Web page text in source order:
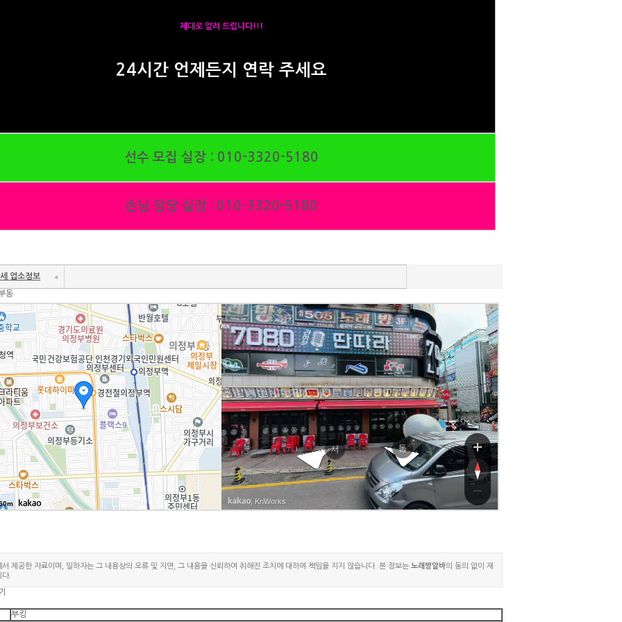
제대로 알려 드립니다!!!
24시간 언제든지 연락 주세요
선수 모집 실장 : 010-3320-5180
손님 담당 실장 : 010-3320-5180
업소정보
동
범골로157번길
범골로157번길
서 동
, KnWorks
서 제공한 자료이며, 일하자는 그 내용상의 오류 및 지연, 그 내용을 신뢰하여 취해진 조치에 대하여 책임을 지지 않습니다. 본 정보는 노래방알바의 동의 없이 재
다.
부킹